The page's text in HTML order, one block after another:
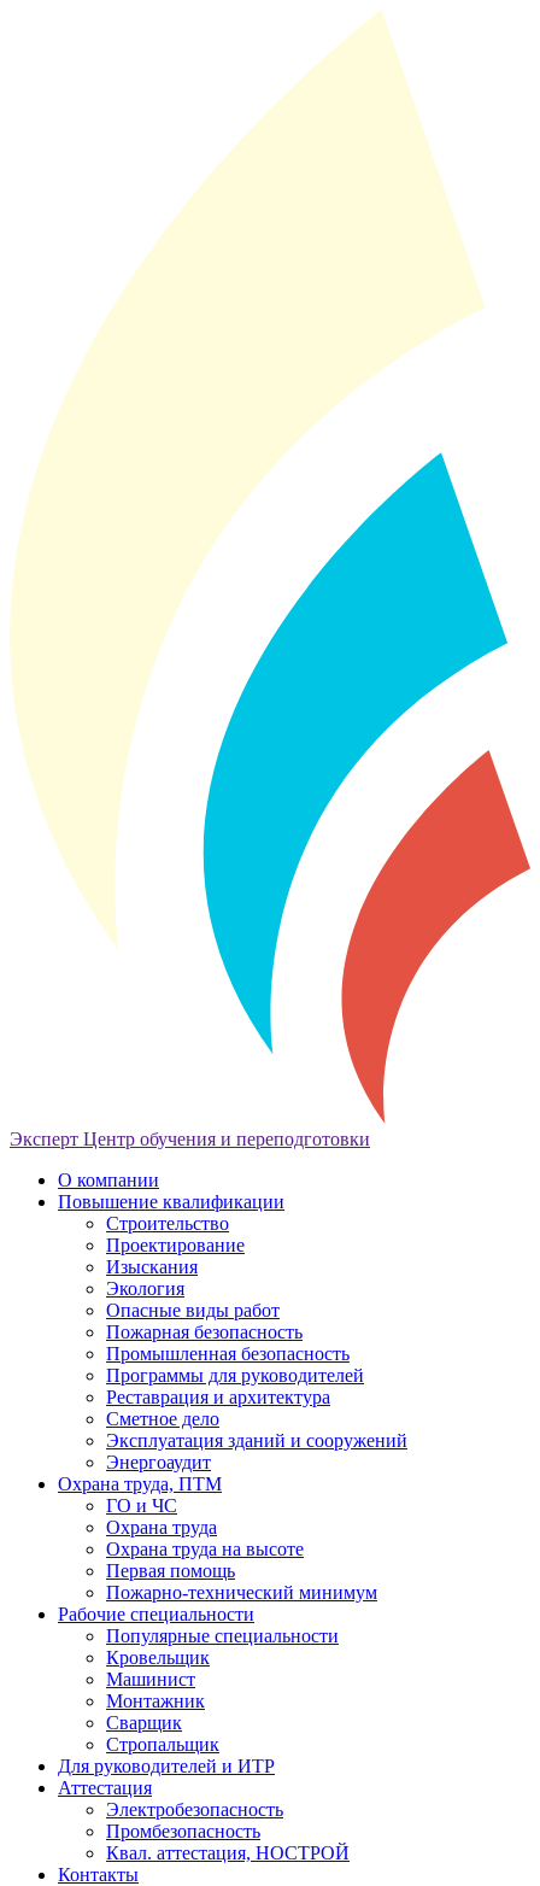
Эксперт Центр обучения и переподготовки
О компании
Повышение квалификации
Строительство
Проектирование
Изыскания
Экология
Опасные виды работ
Пожарная безопасность
Промышленная безопасность
Программы для руководителей
Реставрация и архитектура
Сметное дело
Эксплуатация зданий и сооружений
Энергоаудит
Охрана труда, ПТМ
ГО и ЧС
Охрана труда
Охрана труда на высоте
Первая помощь
Пожарно-технический минимум
Рабочие специальности
Популярные специальности
Кровельщик
Машинист
Монтажник
Сварщик
Стропальщик
Для руководителей и ИТР
Аттестация
Электробезопасность
Промбезопасность
Квал. аттестация, НОСТРОЙ
Контакты